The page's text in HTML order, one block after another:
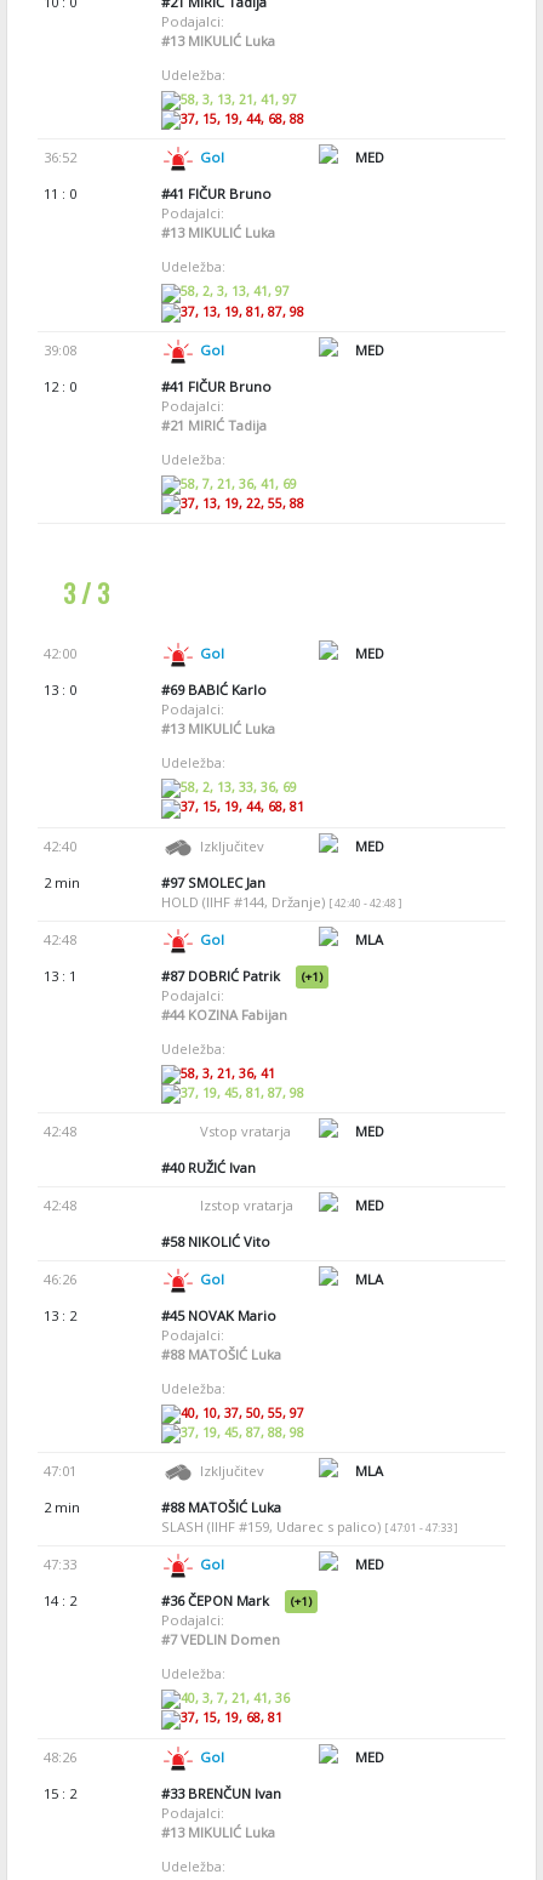
Podajalci:
#13MIKULIĆ Luka
Udeležba:
58, 3, 13, 21, 41, 97
37, 15, 19, 44, 68, 88
36:52 Gol
MED
11 : 0
#41 FIČUR Bruno
Podajalci:
#13MIKULIĆ Luka
Udeležba:
58, 2, 3, 13, 41, 97
37, 13, 19, 81, 87, 98
39:08 Gol
MED
12 : 0
#41 FIČUR Bruno
Podajalci:
#21 MIRIĆ Tadija
Udeležba:
58, 7, 21, 36, 41, 69
37, 13, 19, 22, 55, 88
3 / 3
42:00 Gol
MED
13 : 0
#69BABIĆ Karlo
Podajalci:
#13MIKULIĆ Luka
Udeležba:
58, 2, 13, 33, 36, 69
37, 15, 19, 44, 68, 81
42:40 Izključitev
MED
2 min
#97SMOLEC Jan
HOLD (IIHF #144, Držanje) [ 42:40 - 42:48 ]
42:48 Gol
MLA
13 : 1
#87DOBRIĆ Patrik (+1)
Podajalci:
#44KOZINA Fabijan
Udeležba:
58, 3, 21, 36, 41
37, 19, 45, 81, 87, 98
42:48 Vstop vratarja
MED
#40RUŽIĆ Ivan
42:48 Izstop vratarja
MED
#58NIKOLIĆ Vito
46:26 Gol
MLA
13 : 2
#45NOVAK Mario
Podajalci:
#88MATOŠIĆ Luka
Udeležba:
40, 10, 37, 50, 55, 97
37, 19, 45, 87, 88, 98
47:01 Izključitev
MLA
2 min
#88MATOŠIĆ Luka
SLASH (IIHF #159, Udarec s palico) [ 47:01 - 47:33 ]
47:33 Gol
MED
14 : 2
#36ČEPON Mark (+1)
Podajalci:
#7VEDLIN Domen
Udeležba:
40, 3, 7, 21, 41, 36
37, 15, 19, 68, 81
48:26 Gol
MED
15 : 2
#33BRENČUN Ivan
Podajalci:
#13MIKULIĆ Luka
Udeležba: